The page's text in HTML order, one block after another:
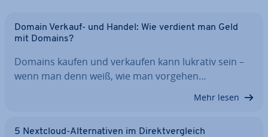
Domain Verkauf- und Handel: Wie verdient man Geld
mit Domains?
Domains kaufen und verkaufen kann lukrativ sein –
wenn man denn weiß, wie man vorgehen…
Mehr lesen
5 Nextcloud-Al­ter­na­ti­ven im Di­rekt­ver­gleich